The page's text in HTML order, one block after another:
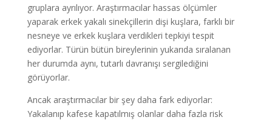
gruplara ayrılıyor. Araştırmacılar hassas ölçümler
yaparak erkek yakalı sinekçillerin dişi kuşlara, farklı bir
nesneye ve erkek kuşlara verdikleri tepkiyi tespit
ediyorlar. Türün bütün bireylerinin yukarıda sıralanan
her durumda aynı, tutarlı davranışı sergilediğini
görüyorlar.
Ancak araştırmacılar bir şey daha fark ediyorlar:
Yakalanıp kafese kapatılmış olanlar daha fazla risk